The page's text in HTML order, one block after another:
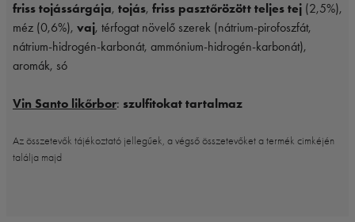
friss tojássárgája, tojás, friss pasztőrözött teljes tej (2,5%),
méz (0,6%), vaj, térfogat növelő szerek (nátrium-pirofoszfát,
nátrium-hidrogén-karbonát, ammónium-hidrogén-karbonát),
aromák, só
Vin Santo likőrbor: szulfitokat tartalmaz
Az összetevők tájékoztató jellegűek, a végső összetevőket a termék cimkéjén
találja majd